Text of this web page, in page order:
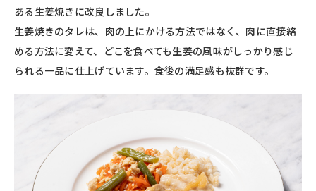
ある生姜焼きに改良しました。
生姜焼きのタレは、肉の上にかける方法ではなく、肉に直接絡
める方法に変えて、どこを食べても生姜の風味がしっかり感じ
られる一品に仕上げています。食後の満足感も抜群です。